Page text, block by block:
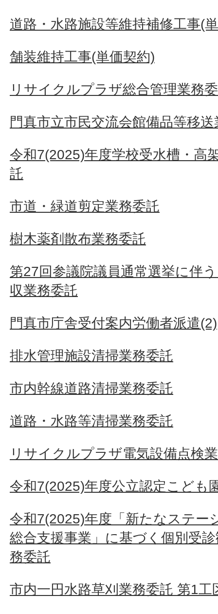
道路・水路施設等維持補修工事(
舗装維持工事(単価契約)
リサイクルプラザ総合管理業務
門真市立市民交流会館備品等移
令和7(2025)年度学校受水槽・高
託
市道・緑道剪定業務委託
樹木薬剤散布業務委託
第27回参議院議員通常選挙に伴
収業務委託
門真市庁舎受付案内労働者派遣(2)
排水管理施設清掃業務委託
市内幹線道路清掃業務委託
道路・水路等清掃業務委託
リサイクルプラザ電気設備点検
令和7(2025)年度公立認定こども
令和7(2025)年度「新たなステー
総合支援事業」に基づく個別受
務委託
市内一円水路草刈業務委託 第1工